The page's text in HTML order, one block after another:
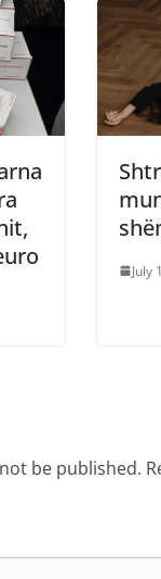
July
be published.